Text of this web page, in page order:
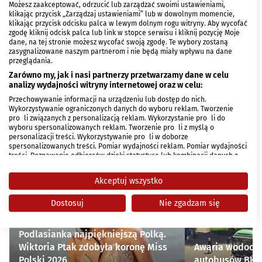
Podlasianka najpiękniejszą Polką.
Wiktoria Ptak zdobyła koronę Miss
Awaria
Możesz zaakceptować, odrzucić lub zarządzać swoimi ustawieniami,
klikając przycisk „Zarządzaj ustawieniami” lub w dowolnym momencie,
klikając przycisk odcisku palca w lewym dolnym rogu witryny. Aby wycofać
zgodę kliknij odcisk palca lub link w stopce serwisu i kliknij pozycję Moje
dane, na tej stronie możesz wycofać swoją zgodę. Te wybory zostaną
zasygnalizowane naszym partnerom i nie będą miały wpływu na dane
przeglądania.
Zarówno my, jak i nasi partnerzy przetwarzamy dane w celu
analizy wydajności witryny internetowej oraz w celu:
Przechowywanie informacji na urządzeniu lub dostęp do nich.
Wykorzystywanie ograniczonych danych do wyboru reklam. Tworzenie
profili związanych z personalizacją reklam. Wykorzystanie profili do
wyboru spersonalizowanych reklam. Tworzenie profili z myślą o
personalizacji treści. Wykorzystywanie profili w doborze
spersonalizowanych treści. Pomiar wydajności reklam. Pomiar wydajności
treści. Poznawanie odbiorców dzięki statystyce lub kombinacji danych z
ograniczonych danych do wyboru treści.
Dane mogą być udostępniane poza Unię Europejską i wysyłane do USA.
Twoja zgoda i polityka cookie dotyczą wyłącznie tej witryny/aplikacji.
Wyświetl listę partnerów (1 dostawców IAB)
Używamy Twoich danych w następujących celach:
Cele przetwarzania IAB:
Przechowywanie informacji na urządzeniu lub
Akceptuj wszystko
Dostosuj Nie zgadzam się